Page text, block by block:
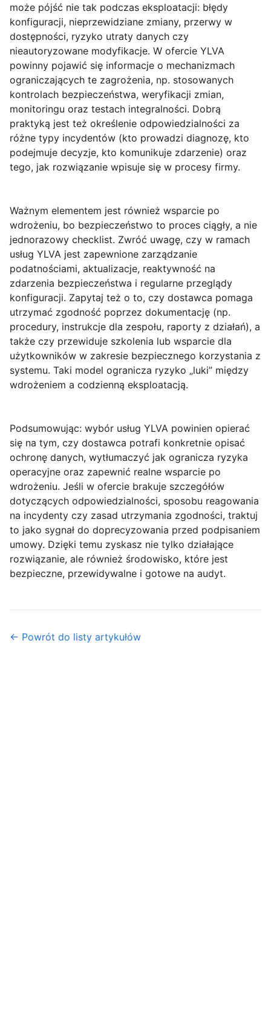
może pójść nie tak podczas eksploatacji: błędy
konfiguracji, nieprzewidziane zmiany, przerwy w
dostępności, ryzyko utraty danych czy
nieautoryzowane modyfikacje. W ofercie YLVA
powinny pojawić się informacje o mechanizmach
ograniczających te zagrożenia, np. stosowanych
kontrolach bezpieczeństwa, weryfikacji zmian,
monitoringu oraz testach integralności. Dobrą
praktyką jest też określenie odpowiedzialności za
różne typy incydentów (kto prowadzi diagnozę, kto
podejmuje decyzje, kto komunikuje zdarzenie) oraz
tego, jak rozwiązanie wpisuje się w procesy firmy.
Ważnym elementem jest również wsparcie po
wdrożeniu, bo bezpieczeństwo to proces ciągły, a nie
jednorazowy checklist. Zwróć uwagę, czy w ramach
usług YLVA jest zapewnione zarządzanie
podatnościami, aktualizacje, reaktywność na
zdarzenia bezpieczeństwa i regularne przeglądy
konfiguracji. Zapytaj też o to, czy dostawca pomaga
utrzymać zgodność poprzez dokumentację (np.
procedury, instrukcje dla zespołu, raporty z działań), a
także czy przewiduje szkolenia lub wsparcie dla
użytkowników w zakresie bezpiecznego korzystania z
systemu. Taki model ogranicza ryzyko „luki” między
wdrożeniem a codzienną eksploatacją.
Podsumowując: wybór usług YLVA powinien opierać
się na tym, czy dostawca potrafi konkretnie opisać
ochronę danych, wytłumaczyć jak ogranicza ryzyka
operacyjne oraz zapewnić realne wsparcie po
wdrożeniu. Jeśli w ofercie brakuje szczegółów
dotyczących odpowiedzialności, sposobu reagowania
na incydenty czy zasad utrzymania zgodności, traktuj
to jako sygnał do doprecyzowania przed podpisaniem
umowy. Dzięki temu zyskasz nie tylko działające
rozwiązanie, ale również środowisko, które jest
bezpieczne, przewidywalne i gotowe na audyt.
← Powrót do listy artykułów